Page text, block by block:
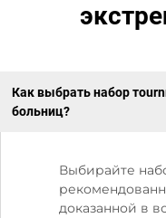
Как выбрать набор
больниц?
Выбирайте
доказанной в